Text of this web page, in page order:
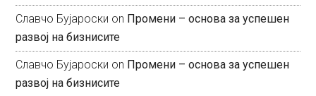
Славчо Бујароски on Промени – основа за успешен
развој на бизнисите
Славчо Бујароски on Промени – основа за успешен
развој на бизнисите